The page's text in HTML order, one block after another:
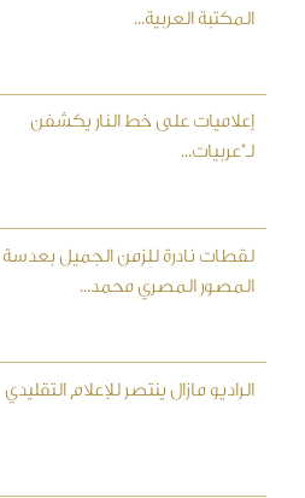
المكتبة العربية...
إعلاميات على خط النار يكشفن
لـ"عربيات...
لقطات نادرة للزمن الجميل بعدسة
المصور المصري محمد...
الراديو مازال ينتصر للإعلام التقليدي